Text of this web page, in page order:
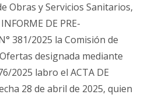
Obras y Servicios Sanitarios,
DE PRE-
381/2025 la Comisión de
designada mediante
2025 labro el ACTA DE
28 de abril de 2025, quien